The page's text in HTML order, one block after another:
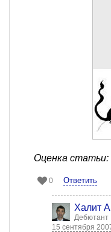
Оценка статьи:
0 Ответить
Халит
Дебютант
15 сентября